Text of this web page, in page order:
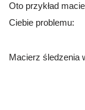
Oto przykład
Ciebie problemu:
Macierz śledzenia